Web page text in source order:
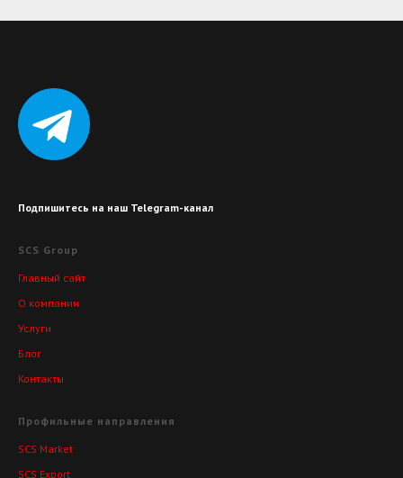
Подпишитесь на наш Telegram-канал
SCS Group
Главный сайт
О компании
Услуги
Блог
Контакты
Профильные направления
SCS Market
SCS Export